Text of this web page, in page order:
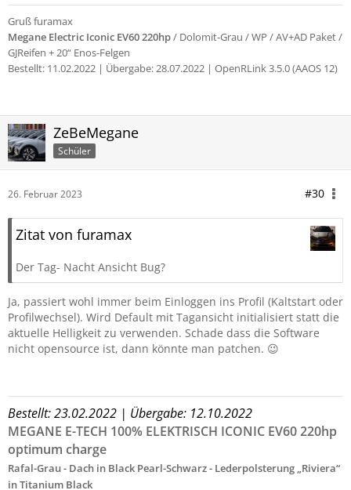
Gruß furamax
Megane Electric Iconic EV60 220hp/ Dolomit-Grau / WP / AV+AD Paket /
GJReifen + 20“ Enos-Felgen
Bestellt: 11.02.2022 | Übergabe: 28.07.2022 | OpenRLink 3.5.0 (AAOS 12)
ZeBeMegane
Schüler
26. Februar 2023 #30
Zitat von furamax
Der Tag- Nacht Ansicht Bug?
Ja, passiert wohl immer beim Einloggen ins Profil (Kaltstart oder
Profilwechsel). Wird Default mit Tagansicht initialisiert statt die
aktuelle Helligkeit zu verwenden. Schade dass die Software
nicht opensource ist, dann könnte man patchen. 😉
Bestellt: 23.02.2022 | Übergabe: 12.10.2022
MEGANE E-TECH 100% ELEKTRISCH ICONIC EV60 220hp
optimum charge
Rafal-Grau - Dach in Black Pearl-Schwarz - Lederpolsterung „Riviera“
in Titanium Black